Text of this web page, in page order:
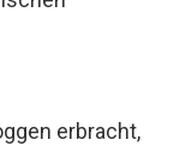
erbracht,